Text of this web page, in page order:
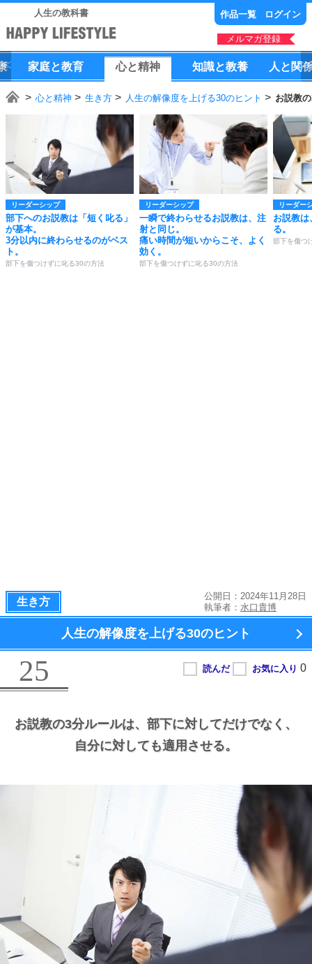
人生の教科書 作品一覧 ログイン
メルマガ登録
家庭と教育 心と精神 知識と教養 人 と 関
心と精神 生き方 人生の解像度を上げる30のヒント お説教
リーダーシップ
部下へのお説教は「短く叱る」
が基本。
3分以内に終わらせるのがベス
ト。
部下を傷つけずに叱る30の方法
リーダーシップ
一瞬で終わらせるお説教は、注
射と同じ。
痛い時間が短いからこそ、よく
効く。
部下を傷つけずに叱る30の方法
リーダー
お説教は
る。
部下を傷つ
生き方
公開日：2024年11月28日
執筆者： 水口貴博
人生の解像度を上げる30のヒント
25
お説教の3分ルールは、 部下に対してだけでなく、
自分に対しても適用させる。